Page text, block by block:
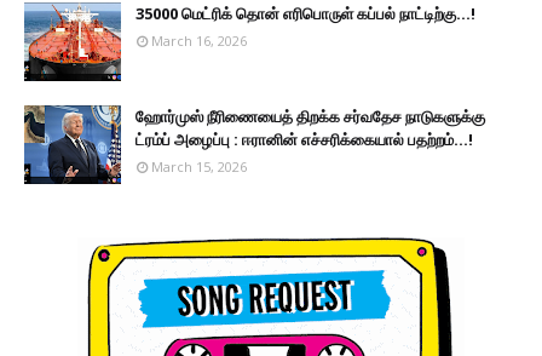
35000 மெட்ரிக் தொன் எரிபொருள் கப்பல் நாட்டிற்கு...!
March 16, 2026
ஹோர்முஸ் நீரிணையைத் திறக்க சர்வதேச நாடுகளுக்கு
ட்ரம்ப் அழைப்பு : ஈரானின் எச்சரிக்கையால் பதற்றம்...!
March 15, 2026